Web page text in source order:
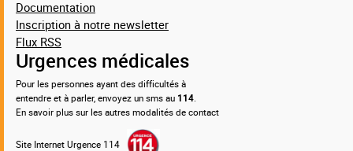
Documentation
Inscription à notre newsletter
Flux RSS
Urgences médicales
Pour les personnes ayant des difficultés à
entendre et à parler, envoyez un sms au 114
En savoir plus sur les autres modalités de contact
Site Internet Urgence 114